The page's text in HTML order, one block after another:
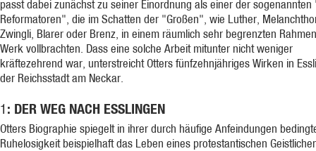
passt dabei zunächst zu seiner Einordnung als einer der sogenannten
Reformatoren", die im Schatten der "Großen", wie Luther,
Zwingli, Blarer oder Brenz, in einem räumlich sehr begrenzten
Werk vollbrachten. Dass eine solche Arbeit mitunter nicht weniger
kräftezehrend war, unterstreicht Otters fünfzehnjähriges Wirken in
der Reichsstadt am Neckar.
1 : DER WEG NACH ESSLINGEN
Otters Biographie spiegelt in ihrer durch häufige Anfeindungen
Ruhelosigkeit beispielhaft das Leben eines protestantischen